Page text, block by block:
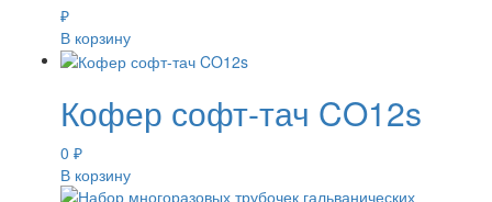
₽
В корзину
Кофер софт-тач CO12s
0 ₽
В корзину